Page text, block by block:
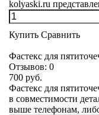
kolyaski.ru
Купить Сравнить
Фастекс для
Отзывов: 0
700 руб.
Фастекс для
в совместимости
выше телефонам,